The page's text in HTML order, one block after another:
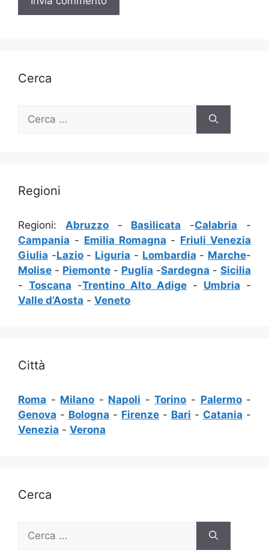
Cerca
per:
Regioni
Regioni: Abruzzo- Basilicata -Calabria -
Campania - Emilia Romagna - Friuli Venezia
Giulia -Lazio- Liguria - Lombardia - Marche-
Molise - Piemonte - Puglia -Sardegna - Sicilia
- Toscana -Trentino Alto Adige - Umbria -
Valle d’Aosta - Veneto
Città
Roma - Milano - Napoli -Torino - Palermo-
Genova - Bologna - Firenze - Bari - Catania -
Venezia - Verona
Cerca
per: